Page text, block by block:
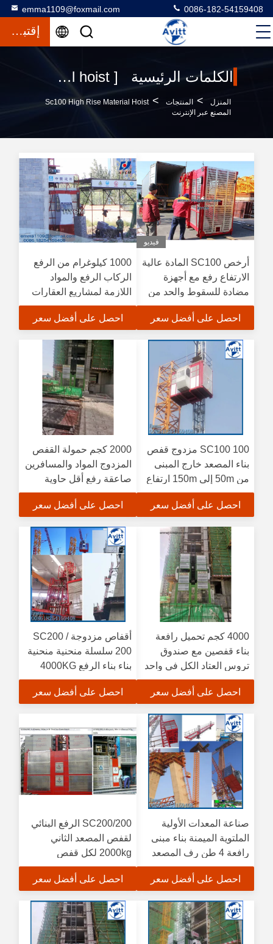
emma1109@foxmail.com 0086-182-54159408
إقتباس
الكلمات الرئيسية [ sc100 high rise material hoist ] تطابق 14 المنتجات
المنزل > المنتجات >
Sc100 High Rise Material Hoist
المصنع عبر الإنترنت
فيديو
أرخص SC100 المادة عالية
الارتفاع رفع مع أجهزة
مضادة للسقوط والحد من
احصل على أفضل سعر
1000 كيلوغرام من الرفع
الركاب الرفع والمواد
اللازمة لمشاريع العقارات
المباني
احصل على أفضل سعر
SC100 100 مزدوج قفص
بناء المصعد خارج المبنى
من 50m إلى 150m ارتفاع
احصل على أفضل سعر
2000 كجم حمولة القفص
المزدوج المواد والمسافرين
صاعقة رفع أقل حاوية
احصل على أفضل سعر
4000 كجم تحميل رافعة
بناء قفصين مع صندوق
تروس العتاد الكل في واحد
للتحكم في البيع
احصل على أفضل سعر
أقفاص مزدوجة SC200 /
200 سلسلة منحنية منحنية
بناء بناء الرفع 4000KG
سعة
احصل على أفضل سعر
صناعة المعدات الأولية
الملتوية الميمنة بناء مبنى
رافعة 4 طن رف المصعد
احصل على أفضل سعر
SC200/200 الرفع البنائي
لقفص المصعد الثاني
2000kg لكل قفص
احصل على أفضل سعر